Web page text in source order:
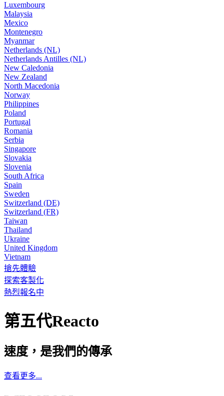
Luxembourg
Malaysia
Mexico
Montenegro
Myanmar
Netherlands (NL)
Netherlands Antilles (NL)
New Caledonia
New Zealand
North Macedonia
Norway
Philippines
Poland
Portugal
Romania
Serbia
Singapore
Slovakia
Slovenia
South Africa
Spain
Sweden
Switzerland (DE)
Switzerland (FR)
Taiwan
Thailand
Ukraine
United Kingdom
Vietnam
搶先體驗
探索客製化
熱烈報名中
第五代Reacto
速度，是我們的傳承
查看更多...